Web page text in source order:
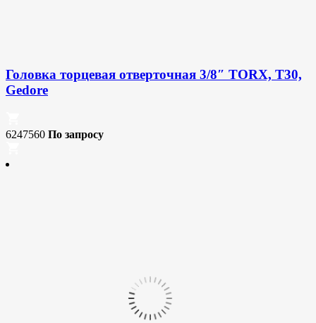
Головка торцевая отверточная 3/8″ TORX, T30,
Gedore
6247560 По запросу